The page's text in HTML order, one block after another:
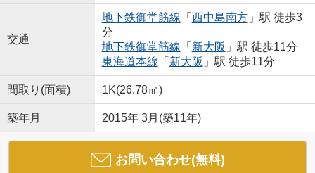
交通
地下鉄御堂筋線 「 西中島南方」駅 徒歩3
分
地下鉄御堂筋線 「 新大阪 」駅 徒歩11分
東海道本線 「 新大阪 」駅 徒歩11分
間取り(面積) 1K(26.78㎡)
築年月 2015年 3月(築11年)
お問い合わせ(無料)